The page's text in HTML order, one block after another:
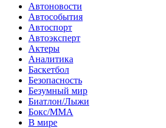
Автоновости
Автособытия
Автоспорт
Автоэксперт
Актеры
Аналитика
Баскетбол
Безопасность
Безумный мир
Биатлон/Лыжи
Бокс/MMA
В мире